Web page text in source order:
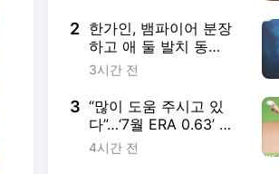
2 한가인, 뱀파이어 분장
하고 애 둘 발치 동
행…“병원서 못 들어가
3시간 전
3 “많이 도움 주시고 있
다”…‘7월 ERA 0.63’ 한
화 장유호 활약에는 엄
4시간 전